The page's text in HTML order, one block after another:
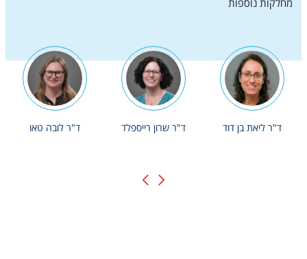
ד"ר ליאת בן דוד ד"ר שרון רייספלד ד"ר לובה טאו